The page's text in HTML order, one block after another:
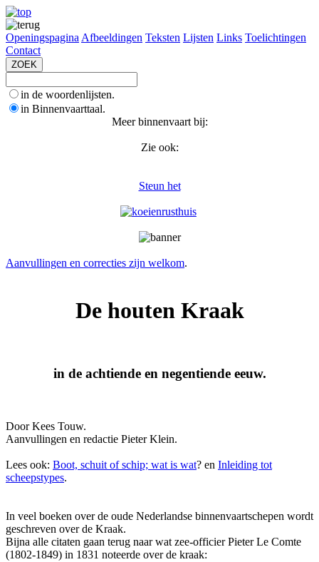
Openingspagina Afbeeldingen Teksten Lijsten Links Toelichtingen
Contact
in de woordenlijsten.
in Binnenvaarttaal.
Meer binnenvaart bij:
Zie ook:
Steun het
Aanvullingen en correcties zijn welkom.
De houten Kraak
in de achtiende en negentiende eeuw.
Door Kees Touw.
Aanvullingen en redactie Pieter Klein.
Lees ook: Boot, schuit of schip; wat is wat? en Inleiding tot
scheepstypes.
In veel boeken over de oude Nederlandse binnenvaartschepen wordt
geschreven over de Kraak.
Bijna alle citaten gaan terug naar wat zee-officier Pieter Le Comte
(1802-1849) in 1831 noteerde over de kraak: